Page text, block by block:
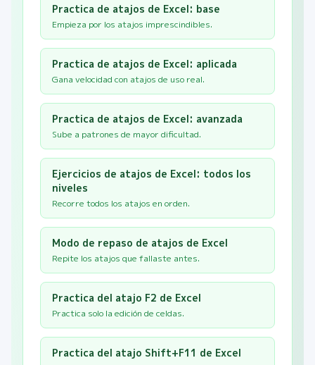
Practica de atajos de Excel: base
Empieza por los atajos imprescindibles.
Practica de atajos de Excel: aplicada
Gana velocidad con atajos de uso real.
Practica de atajos de Excel: avanzada
Sube a patrones de mayor dificultad.
Ejercicios de atajos de Excel: todos los
niveles
Recorre todos los atajos en orden.
Modo de repaso de atajos de Excel
Repite los atajos que fallaste antes.
Practica del atajo F2 de Excel
Practica solo la edición de celdas.
Practica del atajo Shift+F11 de Excel